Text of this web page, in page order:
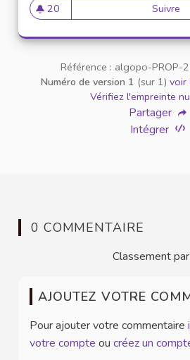
20
20 abonnés
Suivre
Référence : algopo-
Numéro de version 1 (sur 1) voir
Vérifiez l'empreinte
Partager
Intégrer
0 COMMENTAIRE
Classement
AJOUTEZ VOTRE
Pour ajouter votre commentaire
votre compte ou créez un